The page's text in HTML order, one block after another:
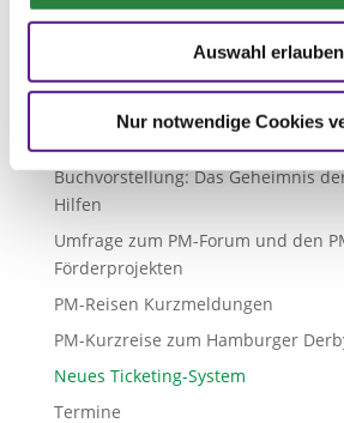
Auswahl erlauben
Nur notwendige Cookies
Bezug zur Reitlehre
Wieso, weshalb, warum – wer nicht
dumm, Teil 11: Reiten, bereiten,
Pferdepflege: Putzen? Herrlich!
Buchvorstellung: Das Geheimnis
Hilfen
Umfrage zum PM-Forum und den
Förderprojekten
PM-Reisen Kurzmeldungen
PM-Kurzreise zum Hamburger
Neues Ticketing-System
Termine